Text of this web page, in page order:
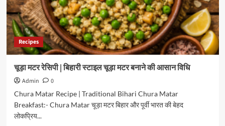
आसान
विधि
Recipes
चूड़ा मटर रेसिपी | बिहारी स्टाइल चूड़ा मटर बनाने की आसान विधि
Admin
0
Chura Matar Recipe | Traditional Bihari Chura Matar
Breakfast:- Chura Matar चूड़ा मटर बिहार और पूर्वी भारत की बेहद
लोकप्रिय...